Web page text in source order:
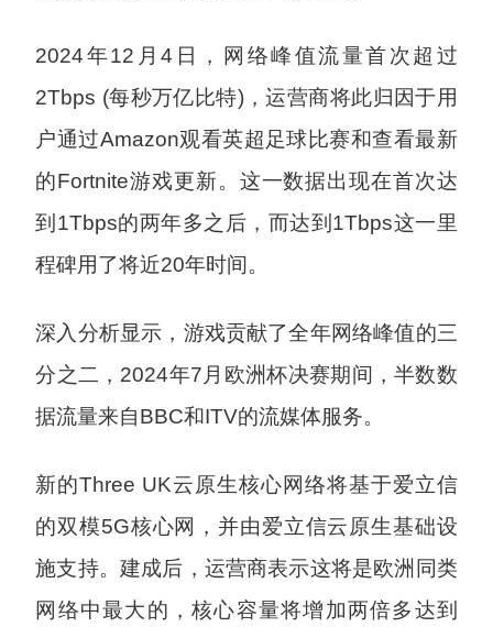
2024年12月4日，网络峰值流量首次超过
2Tbps (每秒万亿比特)，运营商将此归因于用
户通过Amazon观看英超足球比赛和查看最新
的Fortnite游戏更新。这一数据出现在首次达
到1Tbps的两年多之后，而达到1Tbps这一里
程碑用了将近20年时间。
深入分析显示，游戏贡献了全年网络峰值的三
分之二，2024年7月欧洲杯决赛期间，半数数
据流量来自BBC和ITV的流媒体服务。
新的Three UK云原生核心网络将基于爱立信
的双模5G核心网，并由爱立信云原生基础设
施支持。建成后，运营商表示这将是欧洲同类
网络中最大的，核心容量将增加两倍多达到